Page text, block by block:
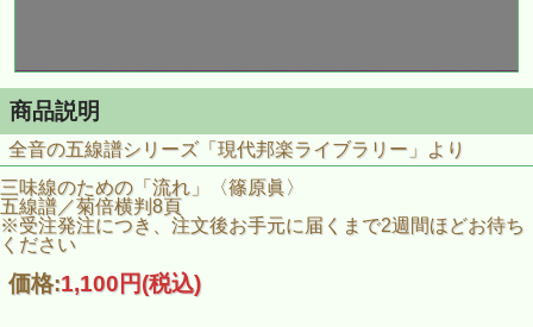
商品説明
全音の五線譜シリーズ「現代邦楽ライブラリー」より
三味線のための「流れ」〈篠原眞〉
五線譜／菊倍横判8頁
※受注発注につき、注文後お手元に届くまで2週間ほどお待ち
ください
価格:1,100円(税込)